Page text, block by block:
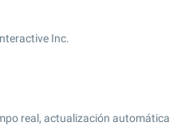
Inc.
real, actualización automática